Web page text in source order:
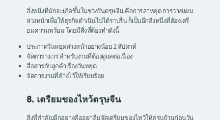
สิ่งหนึ่งที่มักจะเกิดขึ้นในช่วงวันตรุษจีน คือการลาหยุด การวางแผน
ล่วงหน้าเพื่อให้ธุรกิจดำเนินไปได้ราบรื่น ก็เป็นอีกสิ่งหนึ่งที่ต้องเตรี
ยมความพร้อม โดยมีสิ่งที่ต้องทำดังนี้
ประกาศวันหยุดล่วงหน้าอย่างน้อย 2 สัปดาห์
จัดตารางเวร สำหรับงานที่ต้องดูแลต่อเนื่อง
สื่อสารกับลูกค้าเรื่องวันหยุด
จัดการงานที่ค้างไว้ให้เรียบร้อย
8. เตรียมของไหว้ตรุษจีน
สิ่งที่สำคัญอีกอย่างคืออย่าลืมจัดเตรียมของไหว้ให้ครบถ้วนก่อนวัน